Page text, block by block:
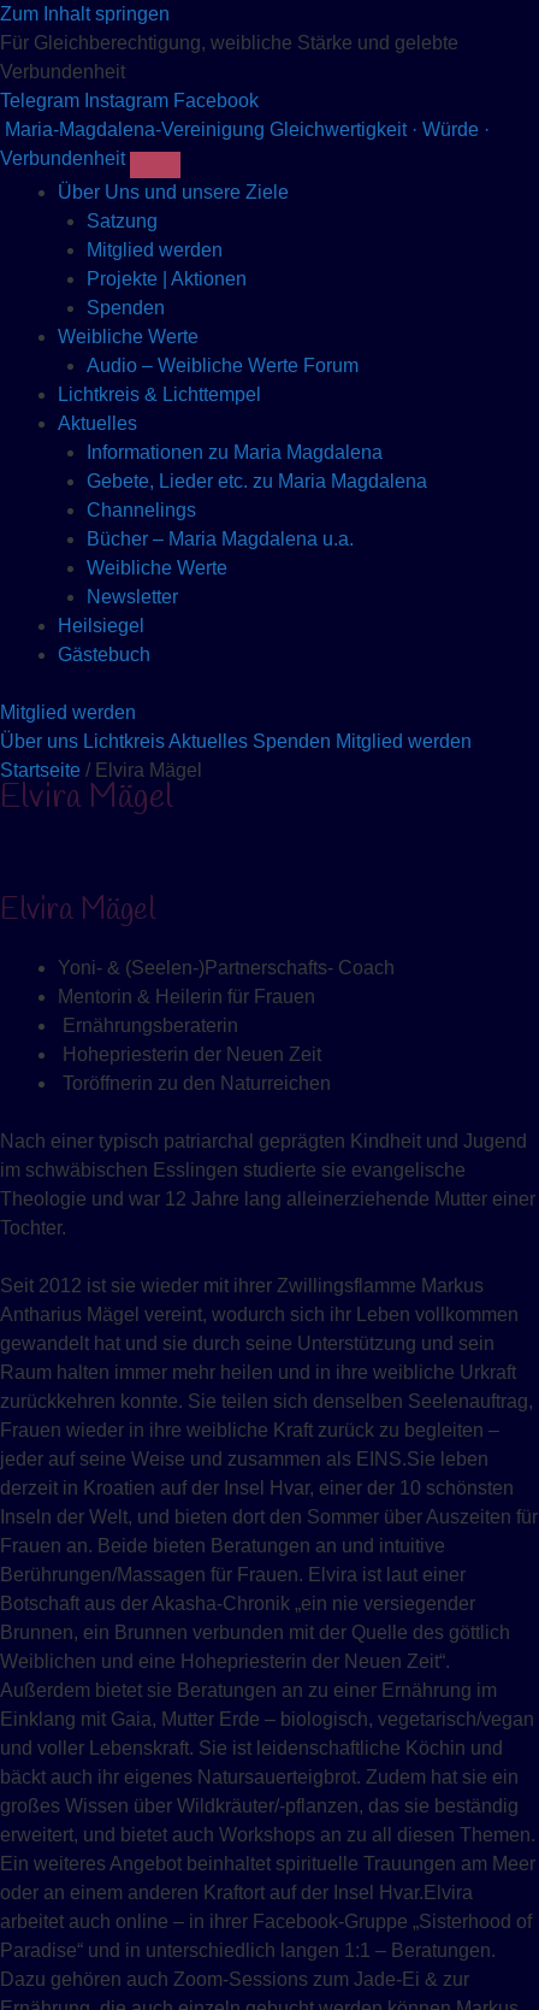
Zum Inhalt springen
Für Gleichberechtigung, weibliche Stärke und gelebte
Verbundenheit
Telegram Instagram Facebook
Maria-Magdalena-Vereinigung Gleichwertigkeit · Würde ·
Verbundenheit
Über Uns und unsere Ziele
Satzung
Mitglied werden
Projekte | Aktionen
Spenden
Weibliche Werte
Audio – Weibliche Werte Forum
Lichtkreis & Lichttempel
Aktuelles
Informationen zu Maria Magdalena
Gebete, Lieder etc. zu Maria Magdalena
Channelings
Bücher – Maria Magdalena u.a.
Weibliche Werte
Newsletter
Heilsiegel
Gästebuch
Mitglied werden
Über uns LichtkreisAktuelles Spenden Mitglied werden
Startseite / Elvira Mägel
Elvira Mägel
Elvira Mägel
Yoni- & (Seelen-)Partnerschafts- Coach
Mentorin & Heilerin für Frauen
Ernährungsberaterin
Hohepriesterin der Neuen Zeit
Toröffnerin zu den Naturreichen
Nach einer typisch patriarchal geprägten Kindheit und Jugend
im schwäbischen Esslingen studierte sie evangelische
Theologie und war 12 Jahre lang alleinerziehende Mutter einer
Tochter.
Seit 2012 ist sie wieder mit ihrer Zwillingsflamme Markus
Antharius Mägel vereint, wodurch sich ihr Leben vollkommen
gewandelt hat und sie durch seine Unterstützung und sein
Raum halten immer mehr heilen und in ihre weibliche Urkraft
zurückkehren konnte. Sie teilen sich denselben Seelenauftrag,
Frauen wieder in ihre weibliche Kraft zurück zu begleiten –
jeder auf seine Weise und zusammen als EINS.Sie leben
derzeit in Kroatien auf der Insel Hvar, einer der 10 schönsten
Inseln der Welt, und bieten dort den Sommer über Auszeiten für
Frauen an. Beide bieten Beratungen an und intuitive
Berührungen/Massagen für Frauen. Elvira ist laut einer
Botschaft aus der Akasha-Chronik „ein nie versiegender
Brunnen, ein Brunnen verbunden mit der Quelle des göttlich
Weiblichen und eine Hohepriesterin der Neuen Zeit“.
Außerdem bietet sie Beratungen an zu einer Ernährung im
Einklang mit Gaia, Mutter Erde – biologisch, vegetarisch/vegan
und voller Lebenskraft. Sie ist leidenschaftliche Köchin und
bäckt auch ihr eigenes Natursauerteigbrot. Zudem hat sie ein
großes Wissen über Wildkräuter/-pflanzen, das sie beständig
erweitert, und bietet auch Workshops an zu all diesen Themen.
Ein weiteres Angebot beinhaltet spirituelle Trauungen am Meer
oder an einem anderen Kraftort auf der Insel Hvar.Elvira
arbeitet auch online – in ihrer Facebook-Gruppe „Sisterhood of
Paradise“ und in unterschiedlich langen 1:1 – Beratungen.
Dazu gehören auch Zoom-Sessions zum Jade-Ei & zur